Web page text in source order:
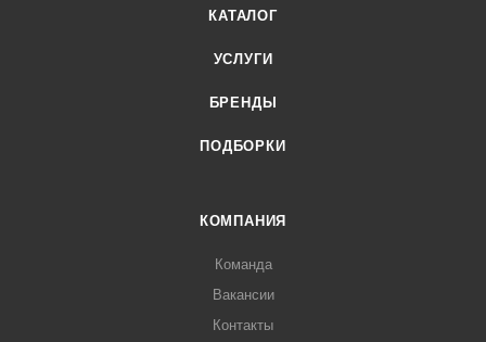
КАТАЛОГ
УСЛУГИ
БРЕНДЫ
ПОДБОРКИ
КОМПАНИЯ
Команда
Вакансии
Контакты